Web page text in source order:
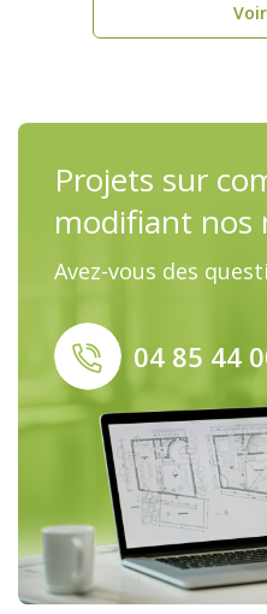
Projets sur
modifiant nos
Avez-vous des
04 85 44